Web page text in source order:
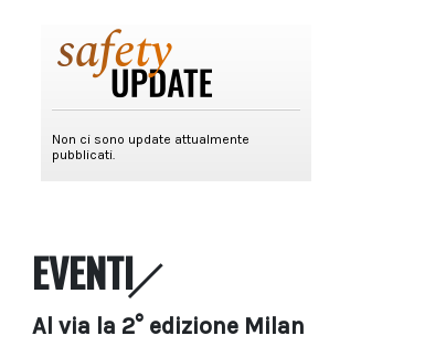
EVENTI
Al via la 2° edizione Milan